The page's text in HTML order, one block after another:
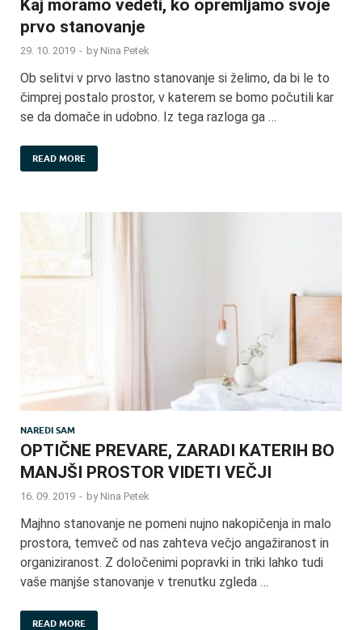
Kaj moramo vedeti, ko opremljamo svoje
prvo stanovanje
29. 10. 2019 - by Nina Petek
Ob selitvi v prvo lastno stanovanje si želimo, da bi le to
čimprej postalo prostor, v katerem se bomo počutili kar
se da domače in udobno. Iz tega razloga ga …
READ MORE
NAREDI SAM
OPTIČNE PREVARE, ZARADI KATERIH BO
MANJŠI PROSTOR VIDETI VEČJI
16. 09. 2019 - by Nina Petek
Majhno stanovanje ne pomeni nujno nakopičenja in malo
prostora, temveč od nas zahteva večjo angažiranost in
organiziranost. Z določenimi popravki in triki lahko tudi
vaše manjše stanovanje v trenutku zgleda …
READ MORE